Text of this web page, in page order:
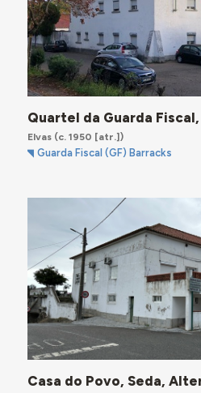
Quartel da Guarda Fiscal,
Elvas(c. 1950 [atr.])
Guarda Fiscal (GF) Barracks
Casa do Povo, Seda,